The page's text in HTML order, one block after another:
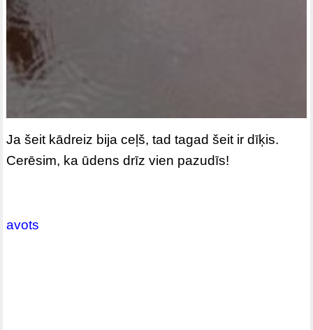
Ja šeit kādreiz bija ceļš, tad tagad šeit ir dīķis.
Cerēsim, ka ūdens drīz vien pazudīs!
avots